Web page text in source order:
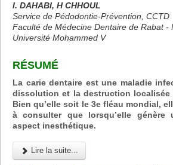
I. DAHABI, H CHHOUL
Service de Pédodontie-Prévention, CCTD
Faculté de Médecine Dentaire de Rabat -
Université Mohammed V
RÉSUMÉ
La carie dentaire est une maladie
dissolution et la destruction
Bien qu’elle soit le 3e fléau mondial,
à consulter que lorsqu’elle
aspect inesthétique.
Lire la suite...